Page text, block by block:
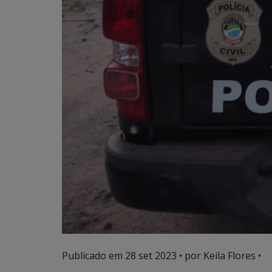
Publicado em 28 set 2023 • por Keila Flores •